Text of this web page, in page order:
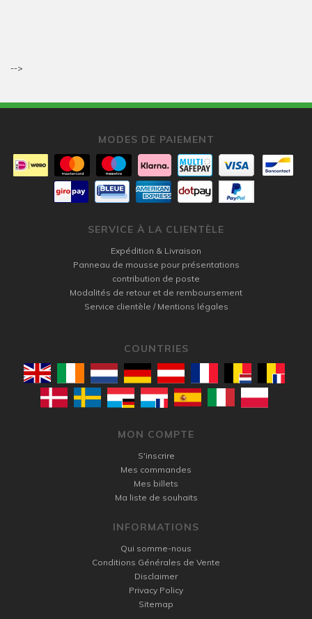
-->
MODES DE PAIEMENT
SERVICE À LA CLIENTÈLE
Expédition & Livraison
Panneau de mousse pour présentations
contribution de poste
Modalités de retour et de remboursement
Service clientèle / Mentions légales
COUNTRIES
MON COMPTE
S'inscrire
Mes commandes
Mes billets
Ma liste de souhaits
INFORMATIONS
Qui somme-nous
Conditions Générales de Vente
Disclaimer
Privacy Policy
Sitemap